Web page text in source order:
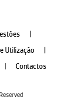
Utilização
Contactos